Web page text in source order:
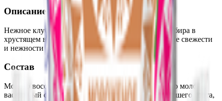
Описание
Нежное клубничное мороженое сливочного пломбира в
хрустящем вафельном рожке - идеальное сочетание свежести
и нежности
Состав
Молоко восстановленное из сухого обезжиренного молока,
вафельный сахарный рожок (мука пшеничная высшего сорта,